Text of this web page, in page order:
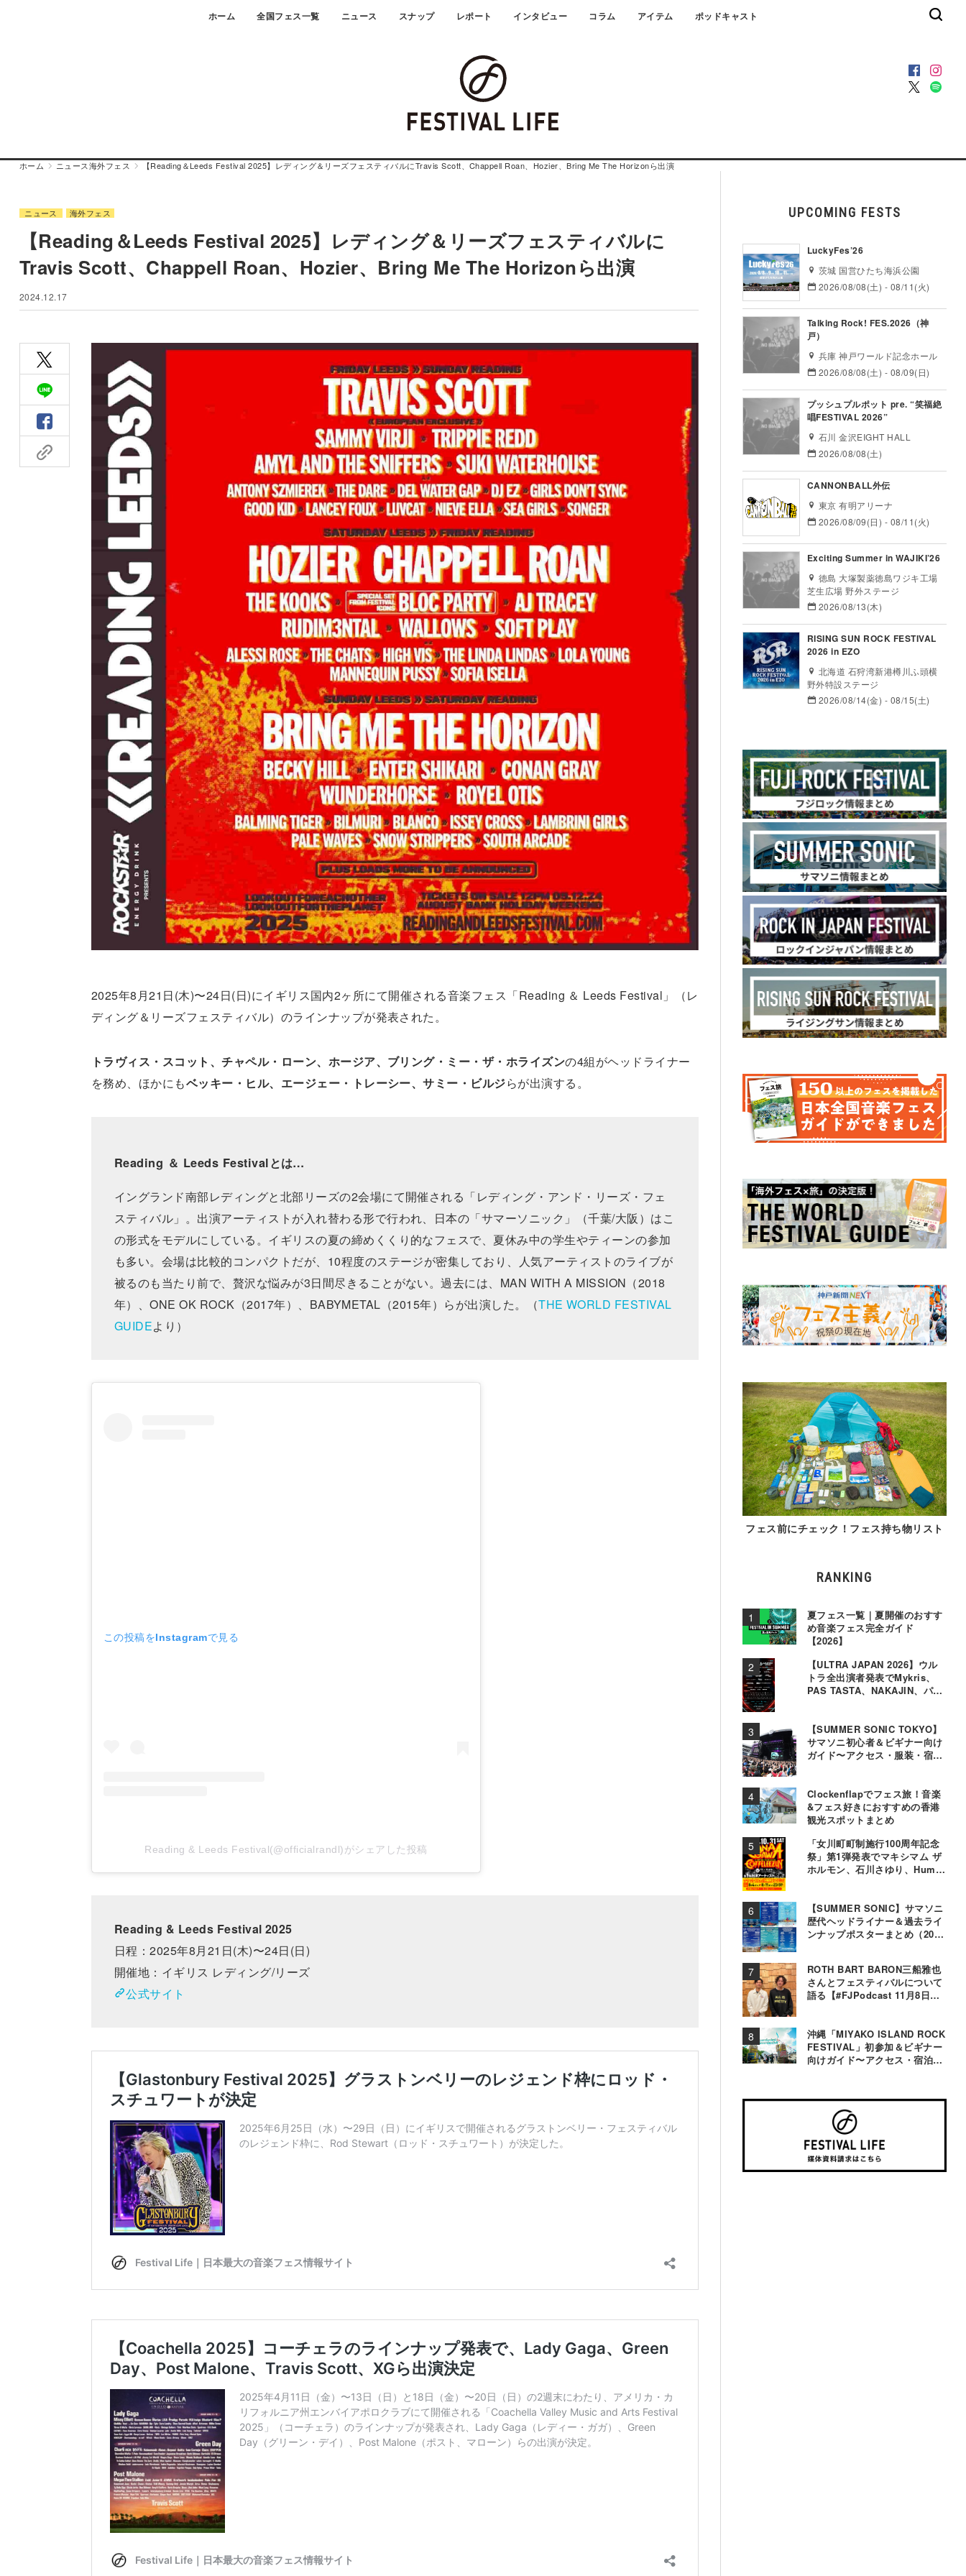
ホーム 全国フェス一覧 ニュース スナップ レポート インタビュー コラム アイテム ポッドキャスト
ホーム ニュース海外フェス 【Reading＆Leeds Festival 2025】レディング＆リーズフェスティバルにTravis Scott、Chappell Roan、Hozier、Bring Me The Horizonら出演
ニュース 海外フェス
【Reading＆Leeds Festival 2025】レディング＆リーズフェスティバルに
Travis Scott、Chappell Roan、Hozier、Bring Me The Horizonら出演
2024.12.17
2025年8月21日(木)〜24日(日)にイギリス国内2ヶ所にて開催される音楽フェス「Reading ＆ Leeds Festival」（レ
ディング＆リーズフェスティバル）のラインナップが発表された。
トラヴィス・スコット、チャペル・ローン、ホージア、ブリング・ミー・ザ・ホライズンの4組がヘッドライナー
を務め、ほかにもベッキー・ヒル、エージェー・トレーシー、サミー・ビルジらが出演する。
Reading ＆ Leeds Festivalとは…
イングランド南部レディングと北部リーズの2会場にて開催される「レディング・アンド・リーズ・フェ
スティバル」。出演アーティストが入れ替わる形で行われ、日本の「サマーソニック」（千葉/大阪）はこ
の形式をモデルにしている。イギリスの夏の締めくくり的なフェスで、夏休み中の学生やティーンの参加
も多い。会場は比較的コンパクトだが、10程度のステージが密集しており、人気アーティストのライブが
被るのも当たり前で、贅沢な悩みが3日間尽きることがない。過去には、MAN WITH A MISSION（2018
年）、ONE OK ROCK（2017年）、BABYMETAL（2015年）らが出演した。（THE WORLD FESTIVAL
GUIDEより）
この投稿をInstagramで見る
Reading & Leeds Festival(@officialrandl)がシェアした投稿
Reading & Leeds Festival 2025
日程：2025年8月21日(木)〜24日(日)
開催地：イギリス レディング/リーズ
公式サイト
UPCOMING FESTS
LuckyFes’26
茨城 国営ひたち海浜公園
2026/08/08(土) - 08/11(火)
Talking Rock! FES.2026（神
戸）
兵庫 神戸ワールド記念ホール
2026/08/08(土) - 08/09(日)
プッシュプルポット pre. “笑福絶
唱FESTIVAL 2026”
石川 金沢EIGHT HALL
2026/08/08(土)
CANNONBALL外伝
東京 有明アリーナ
2026/08/09(日) - 08/11(火)
Exciting Summer in WAJIKI’26
徳島 大塚製薬徳島ワジキ工場
芝生広場 野外ステージ
2026/08/13(木)
RISING SUN ROCK FESTIVAL
2026 in EZO
北海道 石狩湾新港樽川ふ頭横
野外特設ステージ
2026/08/14(金) - 08/15(土)
フェス前にチェック！フェス持ち物リスト
RANKING
夏フェス一覧｜夏開催のおすす
め音楽フェス完全ガイド
【2026】
【ULTRA JAPAN 2026】ウル
トラ全出演者発表でMykris、
PAS TASTA、NAKAJIN、パソ
【SUMMER SONIC TOKYO】
サマソニ初心者＆ビギナー向け
ガイド〜アクセス・服装・宿泊
Clockenflapでフェス旅！音楽
&フェス好きにおすすめの香港
観光スポットまとめ
「女川町町制施行100周年記念
祭」第1弾発表でマキシマム ザ
ホルモン、石川さゆり、Hump
【SUMMER SONIC】サマソニ
歴代ヘッドライナー＆過去ライ
ンナップポスターまとめ（2000
ROTH BART BARON三船雅也
さんとフェスティバルについて
語る【#FJPodcast 11月8日配
沖縄「MIYAKO ISLAND ROCK
FESTIVAL」初参加＆ビギナー
向けガイド〜アクセス・宿泊・